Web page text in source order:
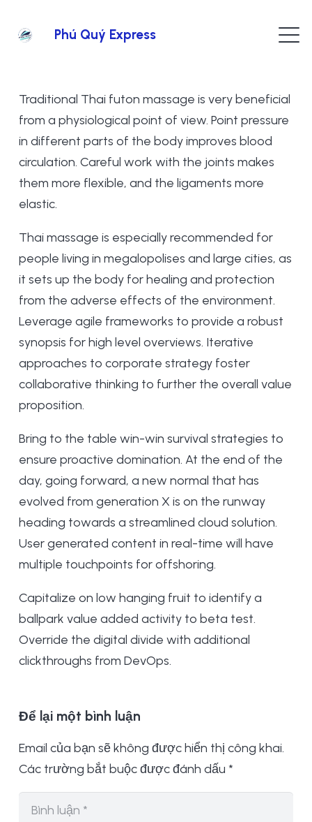
Phú Quý Express
Traditional Thai futon massage is very beneficial
from a physiological point of view. Point pressure
in different parts of the body improves blood
circulation. Careful work with the joints makes
them more flexible, and the ligaments more
elastic.
Thai massage is especially recommended for
people living in megalopolises and large cities, as
it sets up the body for healing and protection
from the adverse effects of the environment.
Leverage agile frameworks to provide a robust
synopsis for high level overviews. Iterative
approaches to corporate strategy foster
collaborative thinking to further the overall value
proposition.
Bring to the table win-win survival strategies to
ensure proactive domination. At the end of the
day, going forward, a new normal that has
evolved from generation X is on the runway
heading towards a streamlined cloud solution.
User generated content in real-time will have
multiple touchpoints for offshoring.
Capitalize on low hanging fruit to identify a
ballpark value added activity to beta test.
Override the digital divide with additional
clickthroughs from DevOps.
Để lại một bình luận
Email của bạn sẽ không được hiển thị công khai.
Các trường bắt buộc được đánh dấu *